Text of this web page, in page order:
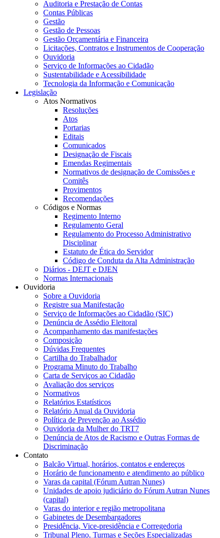
Auditoria e Prestação de Contas
Contas Públicas
Gestão
Gestão de Pessoas
Gestão Orçamentária e Financeira
Licitações, Contratos e Instrumentos de Cooperação
Ouvidoria
Serviço de Informações ao Cidadão
Sustentabilidade e Acessibilidade
Tecnologia da Informação e Comunicação
Legislação
Atos Normativos
Resoluções
Atos
Portarias
Editais
Comunicados
Designação de Fiscais
Emendas Regimentais
Normativos de designação de Comissões e
Comitês
Provimentos
Recomendações
Códigos e Normas
Regimento Interno
Regulamento Geral
Regulamento do Processo Administrativo
Disciplinar
Estatuto de Ética do Servidor
Código de Conduta da Alta Administração
Diários - DEJT e DJEN
Normas Internacionais
Ouvidoria
Sobre a Ouvidoria
Registre sua Manifestação
Serviço de Informações ao Cidadão (SIC)
Denúncia de Assédio Eleitoral
Acompanhamento das manifestações
Composição
Dúvidas Frequentes
Cartilha do Trabalhador
Programa Minuto do Trabalho
Carta de Serviços ao Cidadão
Avaliação dos serviços
Normativos
Relatórios Estatísticos
Relatório Anual da Ouvidoria
Política de Prevenção ao Assédio
Ouvidoria da Mulher do TRT7
Denúncia de Atos de Racismo e Outras Formas de
Discriminação
Contato
Balcão Virtual, horários, contatos e endereços
Horário de funcionamento e atendimento ao público
Varas da capital (Fórum Autran Nunes)
Unidades de apoio judiciário do Fórum Autran Nunes
(capital)
Varas do interior e região metropolitana
Gabinetes de Desembargadores
Presidência, Vice-presidência e Corregedoria
Tribunal Pleno, Turmas e Seções Especializadas